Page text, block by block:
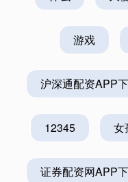
游戏
沪深通配资APP
12345 女
证券配资网APP